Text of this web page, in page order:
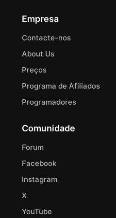
Empresa
Contacte-nos
About Us
Preços
Programa de Afiliados
Programadores
Comunidade
Forum
Facebook
Instagram
X
YouTube